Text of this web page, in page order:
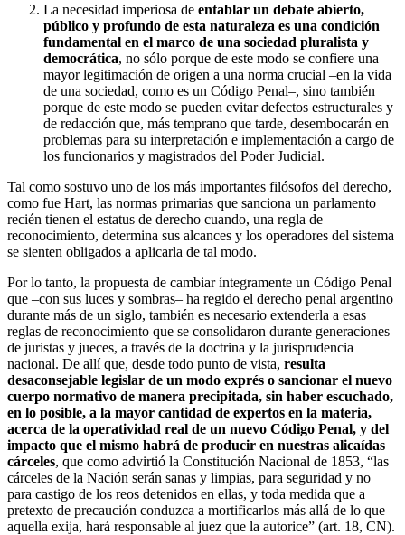
La necesidad imperiosa de entablar un debate abierto,
público y profundo de esta naturaleza es una condición
fundamental en el marco de una sociedad pluralista y
democrática, no sólo porque de este modo se confiere una
mayor legitimación de origen a una norma crucial –en la vida
de una sociedad, como es un Código Penal–, sino también
porque de este modo se pueden evitar defectos estructurales y
de redacción que, más temprano que tarde, desembocarán en
problemas para su interpretación e implementación a cargo de
los funcionarios y magistrados del Poder Judicial.
Tal como sostuvo uno de los más importantes filósofos del derecho,
como fue Hart, las normas primarias que sanciona un parlamento
recién tienen el estatus de derecho cuando, una regla de
reconocimiento, determina sus alcances y los operadores del sistema
se sienten obligados a aplicarla de tal modo.
Por lo tanto, la propuesta de cambiar íntegramente un Código Penal
que –con sus luces y sombras– ha regido el derecho penal argentino
durante más de un siglo, también es necesario extenderla a esas
reglas de reconocimiento que se consolidaron durante generaciones
de juristas y jueces, a través de la doctrina y la jurisprudencia
nacional. De allí que, desde todo punto de vista, resulta
desaconsejable legislar de un modo exprés o sancionar el nuevo
cuerpo normativo de manera precipitada, sin haber escuchado,
en lo posible, a la mayor cantidad de expertos en la materia,
acerca de la operatividad real de un nuevo Código Penal, y del
impacto que el mismo habrá de producir en nuestras alicaídas
cárceles, que como advirtió la Constitución Nacional de 1853, “las
cárceles de la Nación serán sanas y limpias, para seguridad y no
para castigo de los reos detenidos en ellas, y toda medida que a
pretexto de precaución conduzca a mortificarlos más allá de lo que
aquella exija, hará responsable al juez que la autorice” (art. 18, CN).